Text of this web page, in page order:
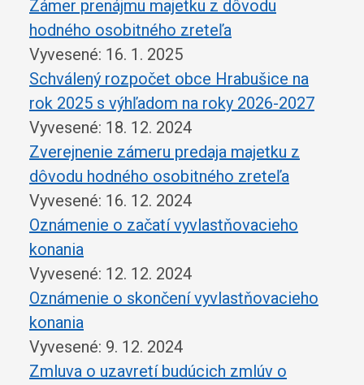
Zámer prenájmu majetku z dôvodu
hodného osobitného zreteľa
Vyvesené: 16. 1. 2025
Schválený rozpočet obce Hrabušice na
rok 2025 s výhľadom na roky 2026-2027
Vyvesené: 18. 12. 2024
Zverejnenie zámeru predaja majetku z
dôvodu hodného osobitného zreteľa
Vyvesené: 16. 12. 2024
Oznámenie o začatí vyvlastňovacieho
konania
Vyvesené: 12. 12. 2024
Oznámenie o skončení vyvlastňovacieho
konania
Vyvesené: 9. 12. 2024
Zmluva o uzavretí budúcich zmlúv o